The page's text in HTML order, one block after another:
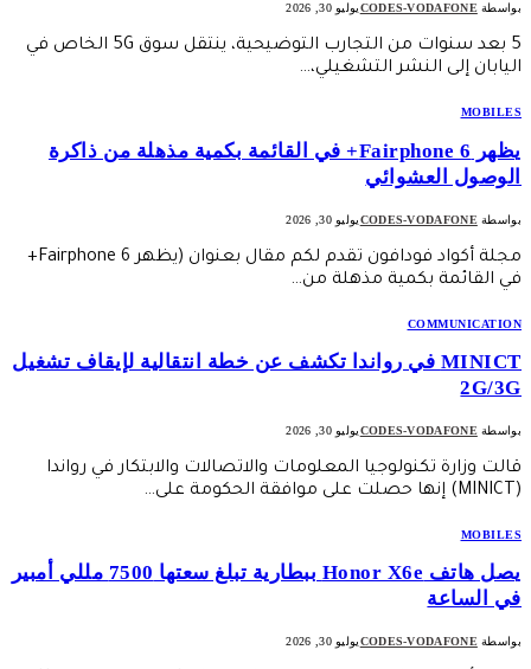
بواسطة CODES-VODAFONEيوليو 30, 2026
5 بعد سنوات من التجارب التوضيحية، ينتقل سوق 5G الخاص في
اليابان إلى النشر التشغيلي،…
MOBILES
يظهر Fairphone 6+ في القائمة بكمية مذهلة من ذاكرة
الوصول العشوائي
بواسطة CODES-VODAFONEيوليو 30, 2026
مجلة أكواد فودافون تقدم لكم مقال بعنوان (يظهر Fairphone 6+
في القائمة بكمية مذهلة من…
COMMUNICATION
MINICT في رواندا تكشف عن خطة انتقالية لإيقاف تشغيل
2G/3G
بواسطة CODES-VODAFONEيوليو 30, 2026
قالت وزارة تكنولوجيا المعلومات والاتصالات والابتكار في رواندا
(MINICT) إنها حصلت على موافقة الحكومة على…
MOBILES
يصل هاتف Honor X6e ببطارية تبلغ سعتها 7500 مللي أمبير
في الساعة
بواسطة CODES-VODAFONEيوليو 30, 2026